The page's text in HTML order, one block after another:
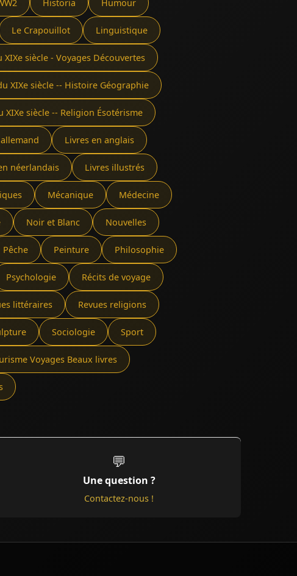
Historia Humour
Le Crapouillot Linguistique
XIXe siècle - Voyages Découvertes
XIXe siècle -- Histoire Géographie
XIXe siècle -- Religion Ésotérisme
Livres en anglais
néerlandais Livres illustrés
Mécanique Médecine
Noir et Blanc Nouvelles
Pêche Peinture Philosophie
Psychologie Récits de voyage
littéraires Revues religions
Sociologie Sport
Voyages Beaux livres
💬
Une question ?
Contactez-nous !